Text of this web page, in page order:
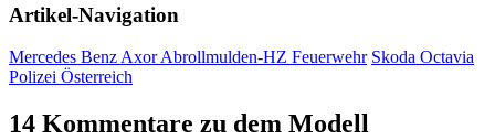
Artikel-Navigation
Mercedes Benz Axor Abrollmulden-HZ Feuerwehr Skoda Octavia
Polizei Österreich
14 Kommentare zu dem Modell